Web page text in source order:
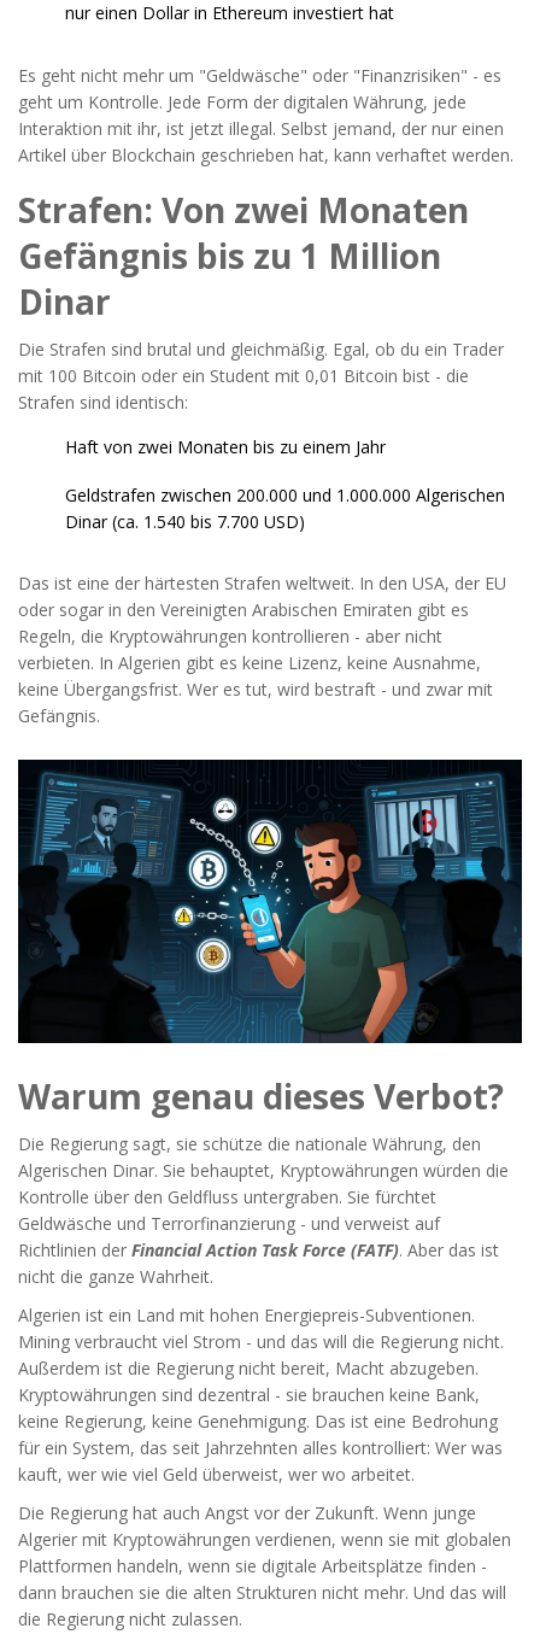
nur einen Dollar in Ethereum investiert hat
Es geht nicht mehr um "Geldwäsche" oder "Finanzrisiken" - es
geht um Kontrolle. Jede Form der digitalen Währung, jede
Interaktion mit ihr, ist jetzt illegal. Selbst jemand, der nur einen
Artikel über Blockchain geschrieben hat, kann verhaftet werden.
Strafen: Von zwei Monaten
Gefängnis bis zu 1 Million
Dinar
Die Strafen sind brutal und gleichmäßig. Egal, ob du ein Trader
mit 100 Bitcoin oder ein Student mit 0,01 Bitcoin bist - die
Strafen sind identisch:
Haft von zwei Monaten bis zu einem Jahr
Geldstrafen zwischen 200.000 und 1.000.000 Algerischen
Dinar (ca. 1.540 bis 7.700 USD)
Das ist eine der härtesten Strafen weltweit. In den USA, der EU
oder sogar in den Vereinigten Arabischen Emiraten gibt es
Regeln, die Kryptowährungen kontrollieren - aber nicht
verbieten. In Algerien gibt es keine Lizenz, keine Ausnahme,
keine Übergangsfrist. Wer es tut, wird bestraft - und zwar mit
Gefängnis.
Warum genau dieses Verbot?
Die Regierung sagt, sie schütze die nationale Währung, den
Algerischen Dinar. Sie behauptet, Kryptowährungen würden die
Kontrolle über den Geldfluss untergraben. Sie fürchtet
Geldwäsche und Terrorfinanzierung - und verweist auf
Richtlinien der Financial Action Task Force (FATF). Aber das ist
nicht die ganze Wahrheit.
Algerien ist ein Land mit hohen Energiepreis-Subventionen.
Mining verbraucht viel Strom - und das will die Regierung nicht.
Außerdem ist die Regierung nicht bereit, Macht abzugeben.
Kryptowährungen sind dezentral - sie brauchen keine Bank,
keine Regierung, keine Genehmigung. Das ist eine Bedrohung
für ein System, das seit Jahrzehnten alles kontrolliert: Wer was
kauft, wer wie viel Geld überweist, wer wo arbeitet.
Die Regierung hat auch Angst vor der Zukunft. Wenn junge
Algerier mit Kryptowährungen verdienen, wenn sie mit globalen
Plattformen handeln, wenn sie digitale Arbeitsplätze finden -
dann brauchen sie die alten Strukturen nicht mehr. Und das will
die Regierung nicht zulassen.